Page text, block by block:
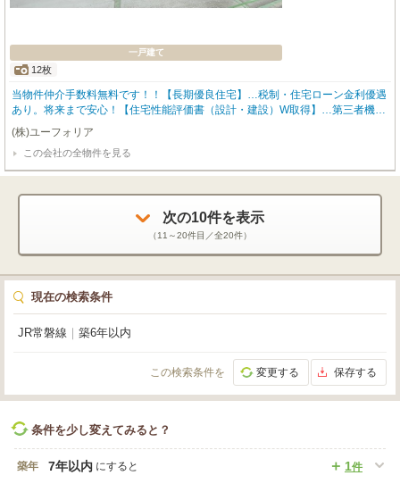
一戸建て
12枚
当物件仲介手数料無料です！！【長期優良住宅】…税制・住宅ローン金利優遇
あり。将来まで安心！【住宅性能評価書（設計・建設）W取得】…第三者機関
が品質をしっかり確認【耐震等級3＋制震ダンパー】…繰り返す地震にも強い
「安心・安全」の構造【断熱等性能等級5／一次エネ等級6】…ZEH水準の快
適・省エネ住宅【グッドデザイン賞＆キッズデザイン賞】…見た目と機能を両
立した先進住宅【ＢＥＬＳ評価書】・・・・国が認めた省エネ住宅。賢く快適
(株)ユーフォリア
この会社の全物件を見る
次の10件を表示
（11～20件目／全20件）
現在の検索条件
JR常磐線 築6年以内
この検索条件を 変更する 保存する
条件を少し変えてみると？
築年 1件
7年以内 にすると